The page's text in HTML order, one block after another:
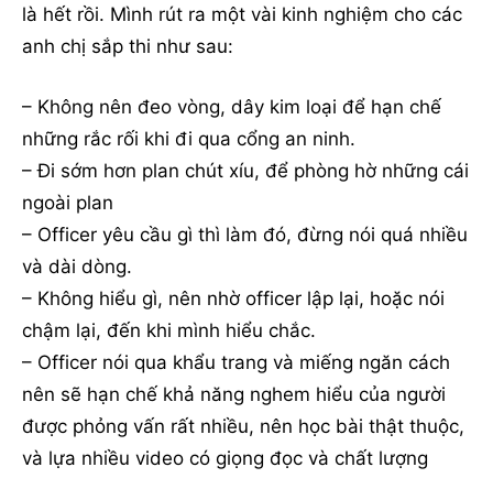
là hết rồi. Mình rút ra một vài kinh nghiệm cho các
anh chị sắp thi như sau:
– Không nên đeo vòng, dây kim loại để hạn chế
những rắc rối khi đi qua cổng an ninh.
– Đi sớm hơn plan chút xíu, để phòng hờ những cái
ngoài plan
– Officer yêu cầu gì thì làm đó, đừng nói quá nhiều
và dài dòng.
– Không hiểu gì, nên nhờ officer lập lại, hoặc nói
chậm lại, đến khi mình hiểu chắc.
– Officer nói qua khẩu trang và miếng ngăn cách
nên sẽ hạn chế khả năng nghem hiểu của người
được phỏng vấn rất nhiều, nên học bài thật thuộc,
và lựa nhiều video có giọng đọc và chất lượng